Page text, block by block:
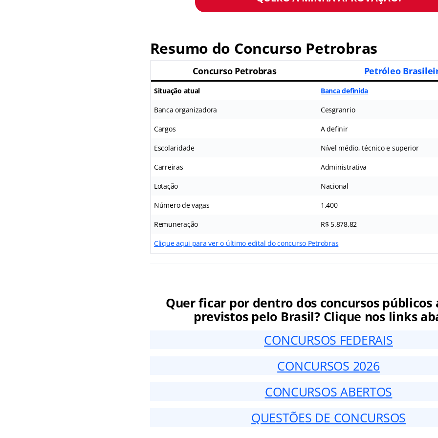
Resumo do Concurso Petrobras
Concurso Petrobras Petróleo
Situação atual Banca definida
Banca organizadora Cesgranrio
Cargos A definir
Escolaridade Nível médio, técnico e superior
Carreiras Administrativa
Lotação Nacional
Número de vagas 1.400
Remuneração R$ 5.878,82
Clique aqui para ver o último edital do concurso Petrobras
Quer ficar por dentro dos concursos públicos
previstos pelo Brasil? Clique nos links
CONCURSOS FEDERAIS
CONCURSOS 2026
CONCURSOS ABERTOS
QUESTÕES DE CONCURSOS